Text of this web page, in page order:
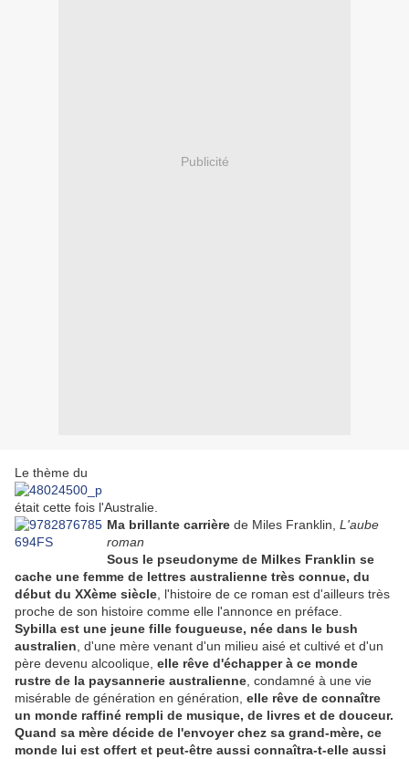
Publicité
Le thème du
était cette fois l'Australie.
Ma brillante carrière de Miles Franklin, L'aube
roman
Sous le pseudonyme de Milkes Franklin se
cache une femme de lettres australienne très connue, du
début du XXème siècle , l'histoire de ce roman est d'ailleurs très
proche de son histoire comme elle l'annonce en préface.
Sybilla est une jeune fille fougueuse, née dans le bush
australien , d'une mère venant d'un milieu aisé et cultivé et d'un
père devenu alcoolique, elle rêve d'échapper à ce monde
rustre de la paysannerie australienne , condamné à une vie
misérable de génération en génération, elle rêve de connaître
un monde raffiné rempli de musique, de livres et de douceur.
Quand sa mère décide de l'envoyer chez sa grand-mère, ce
monde lui est offert et peut-être aussi connaîtra-t-elle aussi